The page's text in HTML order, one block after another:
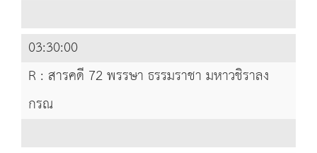
03:30:00
R : สารคดี 72 พรรษา ธรรมราชา มหาวชิราลง
กรณ